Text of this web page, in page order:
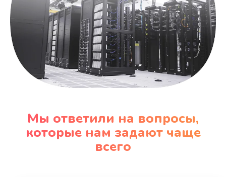
Мы ответили на вопросы,
которые нам задают чаще
всего